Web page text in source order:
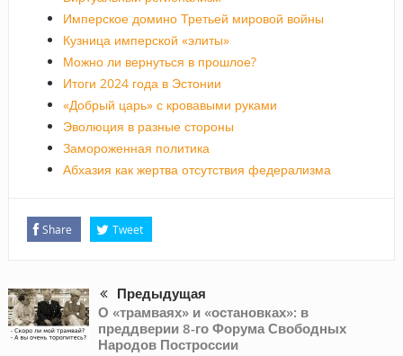
Имперское домино Третьей мировой войны
Кузница имперской «элиты»
Можно ли вернуться в прошлое?
Итоги 2024 года в Эстонии
«Добрый царь» с кровавыми руками
Эволюция в разные стороны
Замороженная политика
Абхазия как жертва отсутствия федерализма
Share Tweet
Предыдущая
О «трамваях» и «остановках»: в
преддверии 8-го Форума Свободных
Народов Построссии